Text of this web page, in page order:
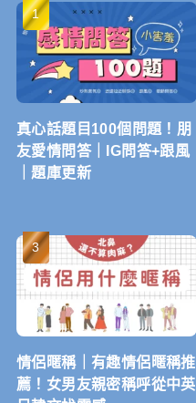
真心話題目100個問題！朋
友愛情問答｜IG問答+跟風
｜題庫更新
情侶暱稱｜有趣情侶暱稱推
薦！女男友親密稱呼從中英